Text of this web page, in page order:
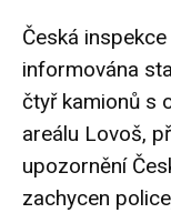
Česká
informována
čtyř kamionů s
areálu Lovoš,
upozornění
zachycen